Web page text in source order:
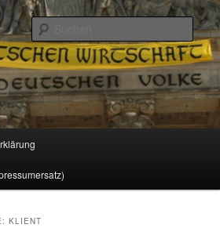
und Gesellschaft
KLIENT